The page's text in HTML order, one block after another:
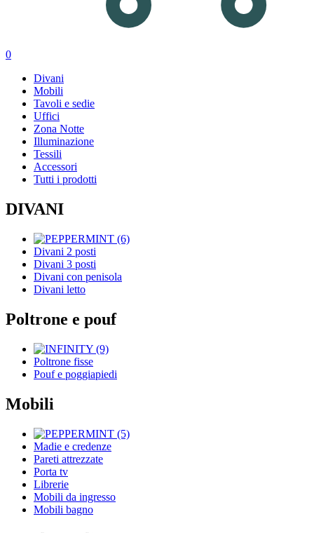
0
Divani
Mobili
Tavoli e sedie
Uffici
Zona Notte
Illuminazione
Tessili
Accessori
Tutti i prodotti
DIVANI
Divani 2 posti
Divani 3 posti
Divani con penisola
Divani letto
Poltrone e pouf
Poltrone fisse
Pouf e poggiapiedi
Mobili
Madie e credenze
Pareti attrezzate
Porta tv
Librerie
Mobili da ingresso
Mobili bagno